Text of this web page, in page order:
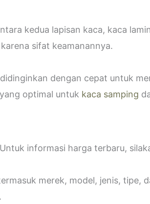
kedua lapisan kaca, kaca
sifat keamanannya.
dengan cepat untuk
optimal untuk kaca samping
informasi harga terbaru,
merek, model, jenis, tipe,